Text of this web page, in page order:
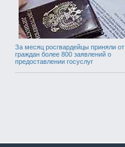
За месяц росгвардейцы приняли от
граждан более 800 заявлений о
предоставлении госуслуг